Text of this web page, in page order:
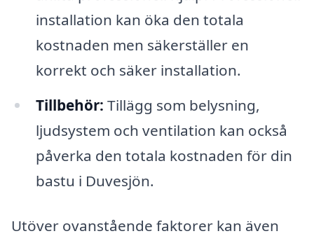
installation kan öka den totala
kostnaden men säkerställer en
korrekt och säker installation.
Tillbehör: Tillägg som belysning,
ljudsystem och ventilation kan också
påverka den totala kostnaden för din
bastu i Duvesjön.
Utöver ovanstående faktorer kan även